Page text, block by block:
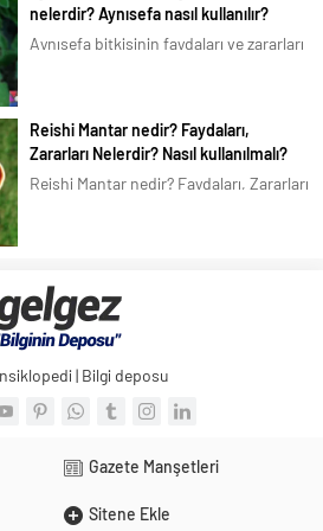
familyasına ait...
nelerdir? Aynısefa nasıl kullanılır?
Aynısefa bitkisinin faydaları ve zararları
çiçeği, Altuncuk, Ölü çiçeği, Şamdan
çiçeği, Portakal nergisi, Aynısafa’dır.
Aynısefa (aynısafa), Türkiye de pek...
Reishi Mantar nedir? Faydaları,
Zararları Nelerdir? Nasıl kullanılmalı?
Reishi Mantar nedir? Faydaları, Zararları
Lingzhi, Çincede, “manevi potens otu”
olarak da...
| Bilgi deposu
Gazete Manşetleri
Sitene Ekle